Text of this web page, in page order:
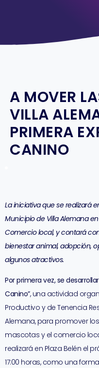
A MOVER
VILLA
PRIMERA
CANINO
La iniciativa que se realizará
Municipio de Villa Alemana
Comercio local, y contará
bienestar animal, adopción,
algunos atractivos.
Por primera vez, se
Canino”, una actividad
Productivo y de Tenencia
Alemana, para promover
mascotas y el comercio
realizará en Plaza Belén el
17:00 horas, como una